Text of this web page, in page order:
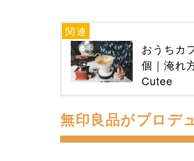
おうちカ
個｜淹れ
Cutee
無印良品がプロデ